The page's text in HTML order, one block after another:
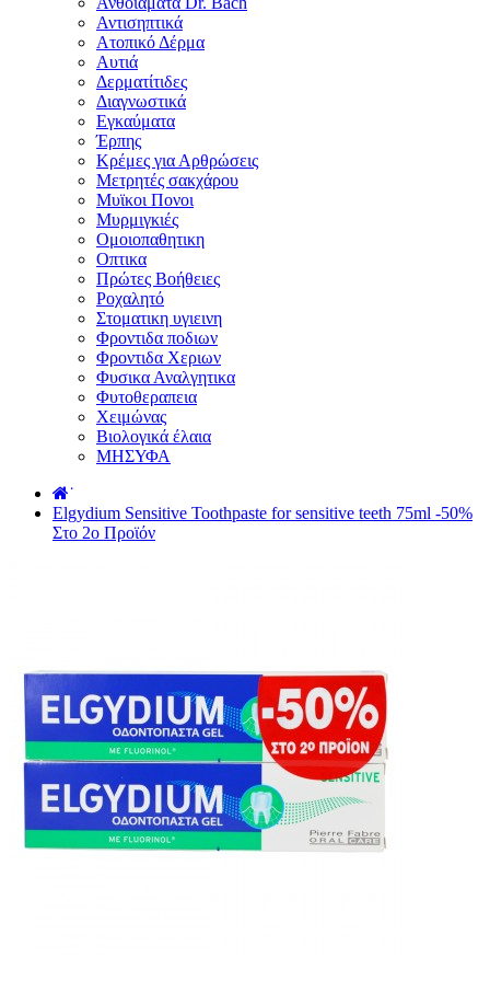
Αντισηπτικά
Ατοπικό Δέρμα
Αυτιά
Δερματίτιδες
Διαγνωστικά
Εγκαύματα
Έρπης
Κρέμες για Αρθρώσεις
Μετρητές σακχάρου
Μυϊκοι Πονοι
Μυρμιγκιές
Ομοιοπαθητικη
Οπτικα
Πρώτες Βοήθειες
Ροχαλητό
Στοματικη υγιεινη
Φροντιδα ποδιων
Φροντιδα Χεριων
Φυσικα Αναλγητικα
Φυτοθεραπεια
Χειμώνας
Βιολογικά έλαια
ΜΗΣΥΦΑ
˙
Elgydium Sensitive Toothpaste for sensitive teeth 75ml -50%
Στο 2ο Προϊόν